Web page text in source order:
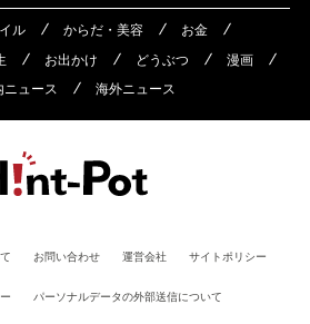
ル からだ・美容
お金
お出かけ どうぶつ
漫画
ニュース 海外ニュース
お問い合わせ 運営会社 サイトポリシー
パーソナルデータの外部送信について